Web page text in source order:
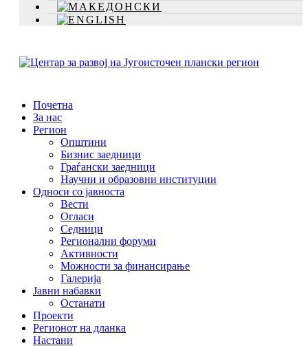
Почетна
За нас
Регион
Општини
Бизнис заедници
Граѓански заедници
Научни и образовни институции
Односи со јавноста
Вести
Огласи
Седници
Регионални форуми
Активности
Можности за финансирање
Галерија
Јавни набавки
Останати
Проекти
Регионот на дланка
Настани